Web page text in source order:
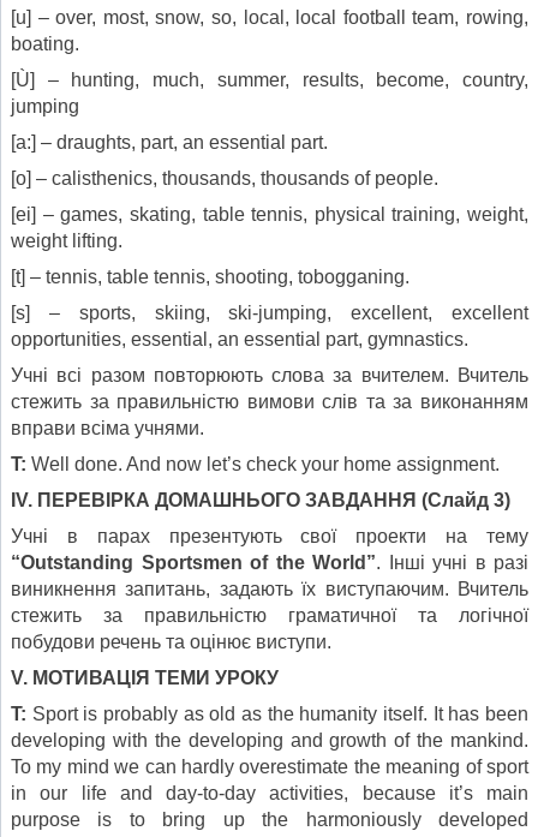
[u] – over, most, snow, so, local, local football team, rowing,
boating.
[Ù] – hunting, much, summer, results, become, country,
jumping
[a:] – draughts, part, an essential part.
[o] – calisthenics, thousands, thousands of people.
[ei] – games, skating, table tennis, physical training, weight,
weight lifting.
[t] – tennis, table tennis, shooting, tobogganing.
[s] – sports, skiing, ski-jumping, excellent, excellent
opportunities, essential, an essential part, gymnastics.
Учні всі разом повторюють слова за вчителем. Вчитель
стежить за правильністю вимови слів та за виконанням
вправи всіма учнями.
T: Well done. And now let’s check your home assignment.
IV. ПЕРЕВІРКА ДОМАШНЬОГО ЗАВДАННЯ (Слайд 3)
Учні в парах презентують свої проекти на тему
“Outstanding Sportsmen of the World ”. Інші учні в разі
виникнення запитань, задають їх виступаючим. Вчитель
стежить за правильністю граматичної та логічної
побудови речень та оцінює виступи.
V. МОТИВАЦІЯ ТЕМИ УРОКУ
T: Sport is probably as old as the humanity itself. It has been
developing with the developing and growth of the mankind.
To my mind we can hardly overestimate the meaning of sport
in our life and day-to-day activities, because it’s main
purpose is to bring up the harmoniously developed